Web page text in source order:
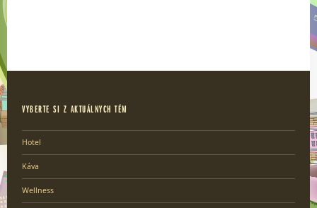
VYBERTE SI Z AKTUÁLNYCH TÉM
Hotel
Káva
Wellness